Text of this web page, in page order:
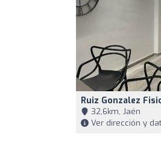
Ruiz Gonzalez
32,6km, Jaén
Ver dirección y